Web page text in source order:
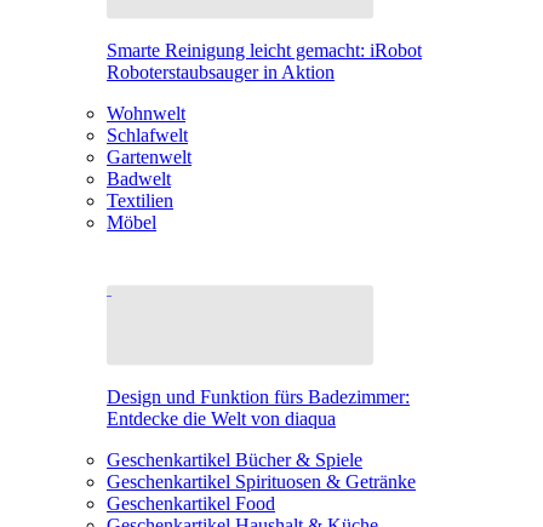
Smarte Reinigung leicht gemacht: iRobot
Roboterstaubsauger in Aktion
Wohnwelt
Schlafwelt
Gartenwelt
Badwelt
Textilien
Möbel
Design und Funktion fürs Badezimmer:
Entdecke die Welt von diaqua
Geschenkartikel Bücher & Spiele
Geschenkartikel Spirituosen & Getränke
Geschenkartikel Food